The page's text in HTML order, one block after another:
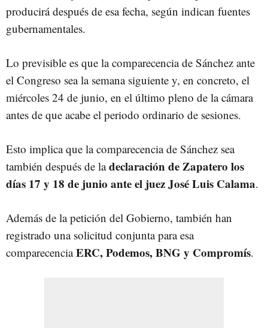
producirá después de esa fecha, según indican fuentes
gubernamentales.
Lo previsible es que la comparecencia de Sánchez ante
el Congreso sea la semana siguiente y, en concreto, el
miércoles 24 de junio, en el último pleno de la cámara
antes de que acabe el periodo ordinario de sesiones.
Esto implica que la comparecencia de Sánchez sea
también después de ladeclaración de Zapatero los
días 17 y 18 de junio ante el juez José Luis Calama.
Además de la petición del Gobierno, también han
registrado una solicitud conjunta para esa
comparecenciaERC, Podemos, BNG y Compromís.